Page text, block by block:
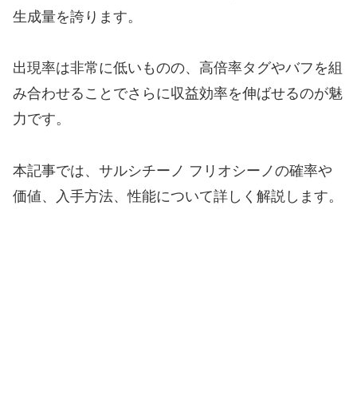
生成量を誇ります。
出現率は非常に低いものの、高倍率タグやバフを組
み合わせることでさらに収益効率を伸ばせるのが魅
力です。
本記事では、サルシチーノ フリオシーノの確率や
価値、入手方法、性能について詳しく解説します。